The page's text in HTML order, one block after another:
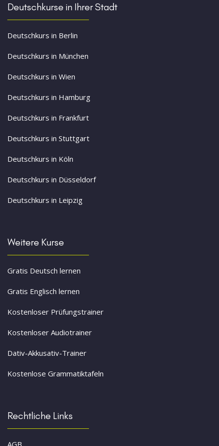
Deutschkurse in Ihrer Stadt
Deutschkurs in Berlin
Deutschkurs in München
Deutschkurs in Wien
Deutschkurs in Hamburg
Deutschkurs in Frankfurt
Deutschkurs in Stuttgart
Deutschkurs in Köln
Deutschkurs in Düsseldorf
Deutschkurs in Leipzig
Weitere Kurse
Gratis Deutsch lernen
Gratis Englisch lernen
Kostenloser Prüfungstrainer
Kostenloser Audiotrainer
Dativ-Akkusativ-Trainer
Kostenlose Grammatiktafeln
Rechtliche Links
AGB